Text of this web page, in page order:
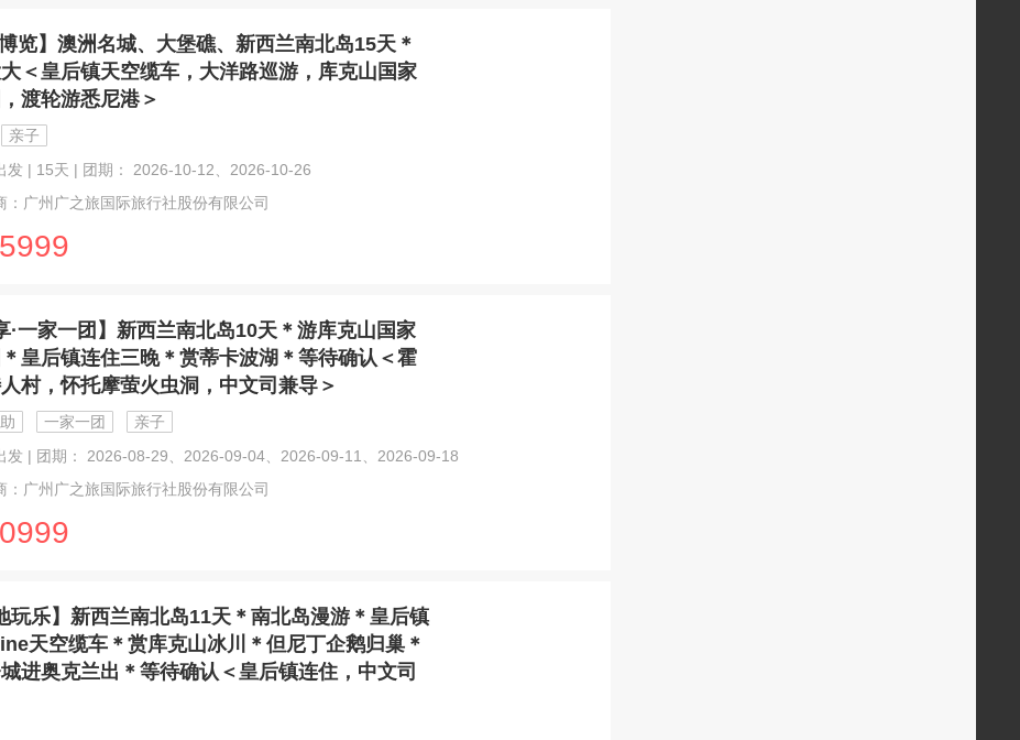
博览】澳洲名城、大堡礁、新西兰南北岛15天＊
＜皇后镇天空缆车，大洋路巡游，库克山国家
渡轮游悉尼港＞
亲子
发 | 15天 | 团期： 2026-10-12、2026-10-26
：广州广之旅国际旅行社股份有限公司
·一家一团】新西兰南北岛10天＊游库克山国家
皇后镇连住三晚＊赏蒂卡波湖＊等待确认＜霍
村，怀托摩萤火虫洞，中文司兼导＞
一家一团
亲子
发 | 团期： 2026-08-29、2026-09-04、2026-09-11、2026-09-18
：广州广之旅国际旅行社股份有限公司
玩乐】新西兰南北岛11天＊南北岛漫游＊皇后镇
天空缆车＊赏库克山冰川＊但尼丁企鹅归巢＊
进奥克兰出＊等待确认＜皇后镇连住，中文司